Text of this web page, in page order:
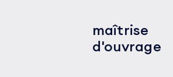
maîtrise
d'ouvrage